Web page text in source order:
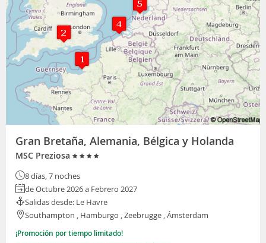
Gran Bretaña, Alemania, Bélgica y Holanda
MSC Preziosa
8 días, 7 noches
de Octubre 2026 a Febrero 2027
Salidas desde: Le Havre
Southampton , Hamburgo , Zeebrugge , Ámsterdam
¡Promoción por tiempo limitado!